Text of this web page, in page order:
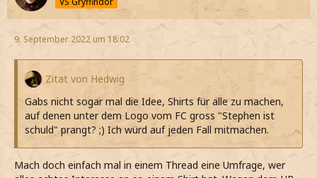
9. September 2022 um 18:02
Zitat von Hedwig
Gabs nicht sogar mal die Idee, Shirts für alle zu machen,
auf denen unter dem Logo vom FC gross "Stephen ist
schuld" prangt? ;) Ich würd auf jeden Fall mitmachen.
Mach doch einfach mal in einem Thread eine Umfrage, wer